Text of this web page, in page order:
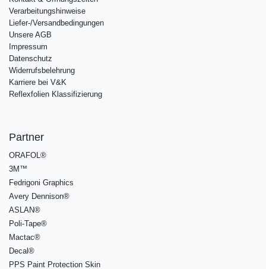
Verarbeitungshinweise
Liefer-/Versandbedingungen
Unsere AGB
Impressum
Datenschutz
Widerrufsbelehrung
Karriere bei V&K
Reflexfolien Klassifizierung
Partner
ORAFOL®
3M™
Fedrigoni Graphics
Avery Dennison®
ASLAN®
Poli-Tape®
Mactac®
Decal®
PPS Paint Protection Skin